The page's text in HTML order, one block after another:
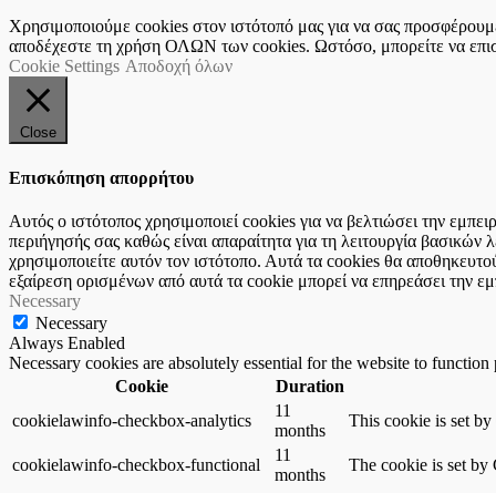
Χρησιμοποιούμε cookies στον ιστότοπό μας για να σας
αποδέχεστε τη χρήση ΟΛΩΝ των cookies. Ωστόσο, μπορείτε να
Cookie Settings Αποδοχή όλων
Close
Επισκόπηση απορρήτου
Αυτός ο ιστότοπος χρησιμοποιεί cookies για να βελτιώσει την
περιήγησής σας καθώς είναι απαραίτητα για τη λειτουργία
χρησιμοποιείτε αυτόν τον ιστότοπο. Αυτά τα cookies θα
εξαίρεση ορισμένων από αυτά τα cookie μπορεί να επηρεάσει την
Necessary
Necessary
Always Enabled
Necessary cookies are absolutely essential for the website to
Cookie
Duration
cookielawinfo-checkbox-analytics
11
months
This cookie is set
cookielawinfo-checkbox-functional
11
months
The cookie is set by